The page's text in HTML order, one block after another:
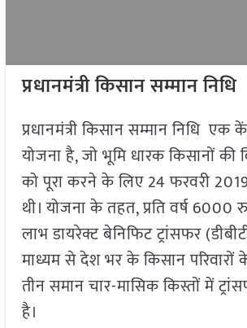
प्रधानमंत्री किसान सम्मान निधि
प्रधानमंत्री किसान सम्मान निधि एक
योजना है, जो भूमि धारक किसानों की
को पूरा करने के लिए 24 फरवरी
थी। योजना के तहत, प्रति वर्ष 6000
लाभ डायरेक्ट बेनिफिट ट्रांसफर
माध्यम से देश भर के किसान
तीन समान चार-मासिक किस्तों में
है।